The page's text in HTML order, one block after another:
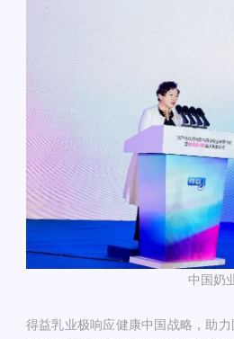
中国奶
得益乳业极响应健康中国战略，助